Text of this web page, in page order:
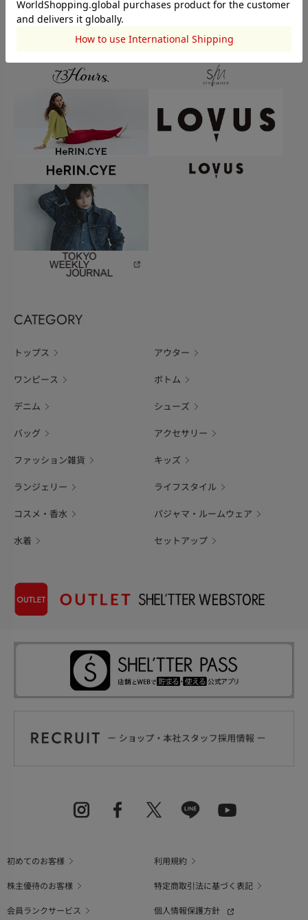
CATEGORY
トップス アウター
ワンピース ボトム
デニム シューズ
バッグ アクセサリー
ファッション雑貨 キッズ
ランジェリー ライフスタイル
コスメ・香水 パジャマ・ルームウェア
水着 セットアップ
初めてのお客様
利用規約
株主優待のお客様
特定商取引法に基づく表記
会員ランクサービス
個人情報保護方針